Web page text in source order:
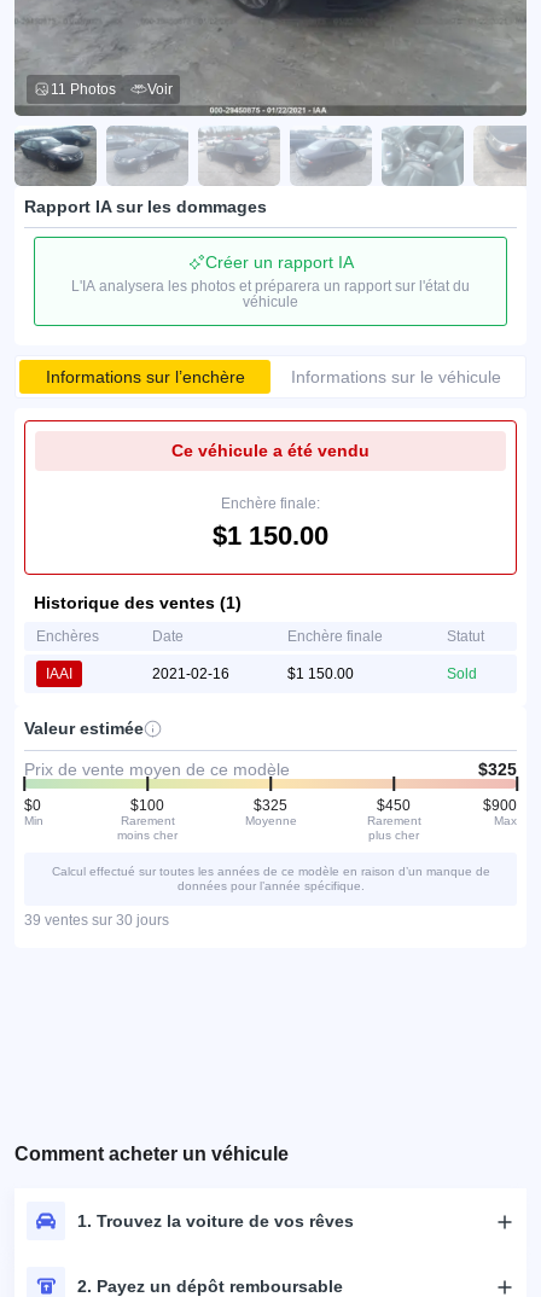
11 Photos Voir
Rapport IA sur les dommages
Créer un rapport IA
L'IA analysera les photos et préparera un rapport sur l'état du
véhicule
Informations sur l’enchère Informations sur le véhicule
Ce véhicule a été vendu
Enchère finale:
$1 150.00
Historique des ventes (1)
Enchères Date Enchère finale Statut
IAAI 2021-02-16 $1 150.00 Sold
Valeur estimée
Prix de vente moyen de ce modèle $325
$0
Min
$100
Rarement
moins cher
$325
Moyenne
$450
Rarement
plus cher
$900
Max
Calcul effectué sur toutes les années de ce modèle en raison d’un manque de
données pour l’année spécifique.
39 ventes sur 30 jours
Comment acheter un véhicule
1. Trouvez la voiture de vos rêves
2. Payez un dépôt remboursable